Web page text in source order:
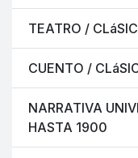
TEATRO /
CUENTO /
NARRATIVA
HASTA 1900